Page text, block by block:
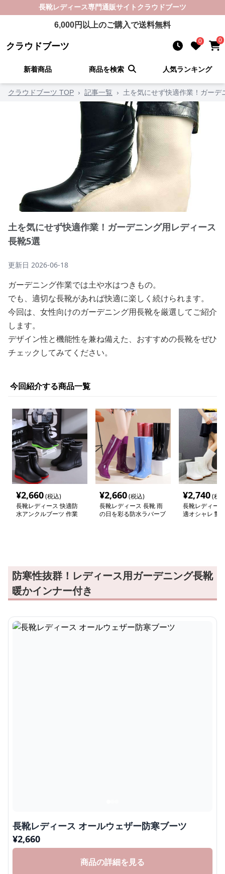
長靴レディース専門通販サイト クラウドブーツ
6,000円以上のご購入で送料無料
クラウドブーツ 0 0
新着商品 商品を検索 人気ランキング
クラウドブーツ TOP › 記事一覧 › 土を気にせず快適作業！ガー
土を気にせず快適作業！ガーデニング用レディース
長靴5選
更新日 2026-06-18
ガーデニング作業では土や水はつきもの。
でも、適切な長靴があれば快適に楽しく続けられます。
今回は、女性向けのガーデニング用長靴を厳選してご紹介
します。
デザイン性と機能性を兼ね備えた、おすすめの長靴をぜひ
チェックしてみてください。
今回紹介する商品一覧
¥2,660(税込)
長靴レディース 快適防
水アンクルブーツ 作業
¥2,660(税込)
長靴レディース 長靴 雨
の日を彩る防水ラバーブ
¥2,740(税
長靴レディー
適オシャレ 艶
防寒性抜群！レディース用ガーデニング長靴
暖かインナー付き
長靴レディース オールウェザー防寒ブーツ
¥2,660
商品の詳細を見る